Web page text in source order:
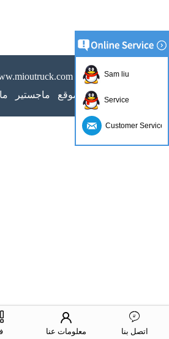
خريطة الموقع
ماجستير
معلومات عنا اتصل بنا
Sam liu
Service
Customer Service